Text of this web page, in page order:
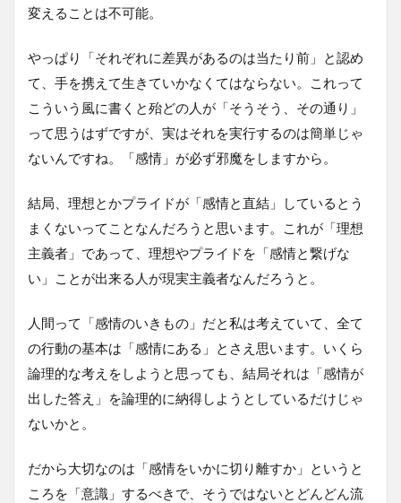
変えることは不可能。
やっぱり「それぞれに差異があるのは当たり前」と認め
て、手を携えて生きていかなくてはならない。これって
こういう風に書くと殆どの人が「そうそう、その通り」
って思うはずですが、実はそれを実行するのは簡単じゃ
ないんですね。「感情」が必ず邪魔をしますから。
結局、理想とかプライドが「感情と直結」しているとう
まくないってことなんだろうと思います。これが「理想
主義者」であって、理想やプライドを「感情と繋げな
い」ことが出来る人が現実主義者なんだろうと。
人間って「感情のいきもの」だと私は考えていて、全て
の行動の基本は「感情にある」とさえ思います。いくら
論理的な考えをしようと思っても、結局それは「感情が
出した答え」を論理的に納得しようとしているだけじゃ
ないかと。
だから大切なのは「感情をいかに切り離すか」というと
ころを「意識」するべきで、そうではないとどんどん流